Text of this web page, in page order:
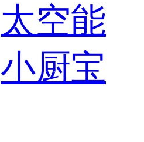
太空能
小厨宝